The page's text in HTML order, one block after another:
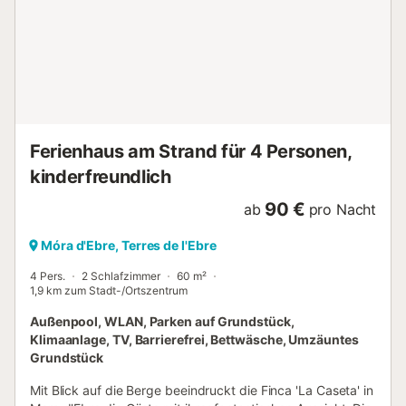
Ferienhaus am Strand für 4 Personen,
kinderfreundlich
ab 90 € pro Nacht
Móra d'Ebre, Terres de l'Ebre
4 Pers. 2 Schlafzimmer
60 m²
1,9 km zum Stadt-/Ortszentrum
Außenpool, WLAN, Parken auf Grundstück,
Klimaanlage, TV, Barrierefrei, Bettwäsche, Umzäuntes
Grundstück
Mit Blick auf die Berge beeindruckt die Finca 'La Caseta' in